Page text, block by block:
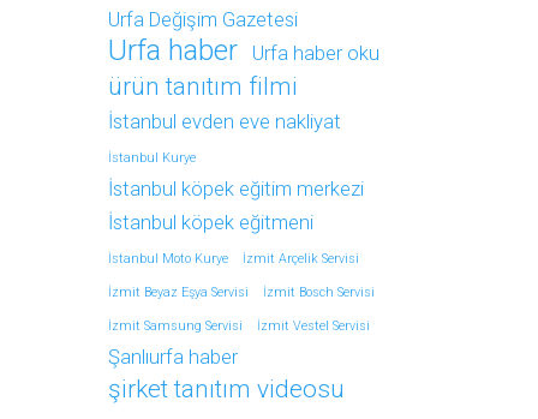
Urfa Değişim Gazetesi
Urfa haber Urfa haber oku
ürün tanıtım filmi
İstanbul evden eve nakliyat
İstanbul Kurye
İstanbul köpek eğitim merkezi
İstanbul köpek eğitmeni
İstanbul Moto Kurye İzmit Arçelik Servisi
İzmit Beyaz Eşya Servisi İzmit Bosch Servisi
İzmit Samsung Servisi İzmit Vestel Servisi
Şanlıurfa haber
şirket tanıtım videosu